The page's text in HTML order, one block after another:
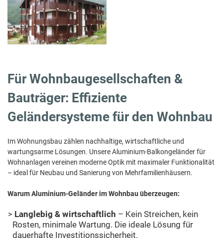
Für Wohnbaugesellschaften &
Bauträger: Effiziente
Geländersysteme für den Wohnbau
Im Wohnungsbau zählen nachhaltige, wirtschaftliche und
wartungsarme Lösungen. Unsere Aluminium-Balkongeländer für
Wohnanlagen vereinen moderne Optik mit maximaler Funktionalität
– ideal für Neubau und Sanierung von Mehrfamilienhäusern.
Warum Aluminium-Geländer im Wohnbau überzeugen:
Langlebig & wirtschaftlich – Kein Streichen, kein
Rosten, minimale Wartung. Die ideale Lösung für
dauerhafte Investitionssicherheit.